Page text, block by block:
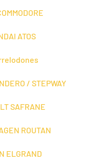
ATOS
/ STEPWAY
SAFRANE
ROUTAN
ELGRAND